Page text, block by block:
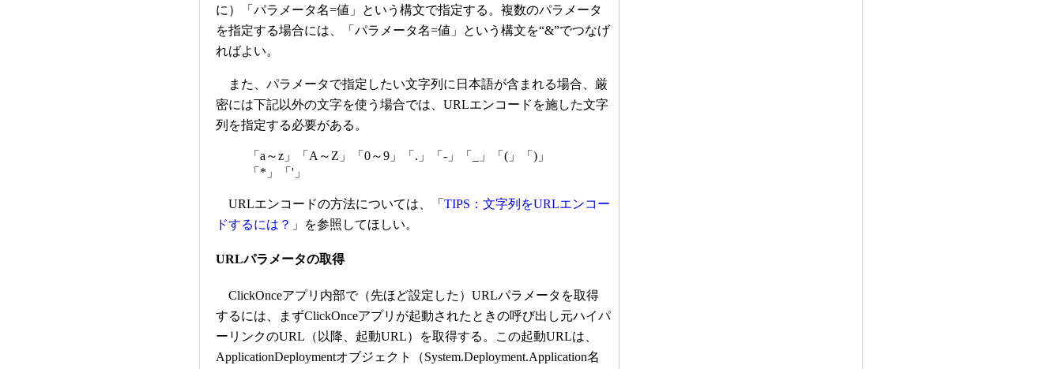
に）「パラメータ名=値」という構文で指定する。複数のパラメータ
を指定する場合には、「パラメータ名=値」という構文を“&”でつなげ
ればよい。
また、パラメータで指定したい文字列に日本語が含まれる場合、厳
密には下記以外の文字を使う場合では、URLエンコードを施した文字
列を指定する必要がある。
「a～z」「A～Z」「0～9」「.」「-」「_」「(」「)」
「*」「'」
URLエンコードの方法については、「 TIPS：文字列をURLエンコー
ドするには？ 」を参照してほしい。
URLパラメータの取得
ClickOnceアプリ内部で（先ほど設定した）URLパラメータを取得
するには、まずClickOnceアプリが起動されたときの呼び出し元ハイパ
ーリンクのURL（以降、起動URL）を取得する。この起動URLは、
ApplicationDeploymentオブジェクト（System.Deployment.Application名